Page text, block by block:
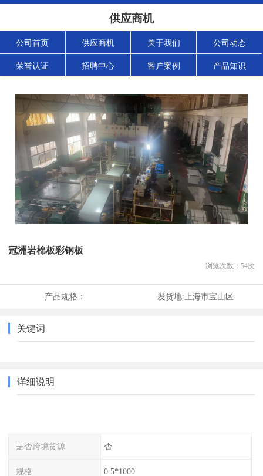
供应商机
公司首页 供应商机 关于我们 公司动态
荣誉认证 招聘中心 客户案例 产品知识
冠洲岩棉板彩钢板
浏览次数： 54次
产品规格： 发货地: 上海市宝山区
关键词
详细说明
是否跨境货源 否
规格 0.5*1000